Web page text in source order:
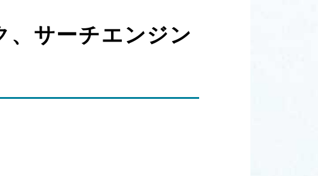
、サーチエンジン